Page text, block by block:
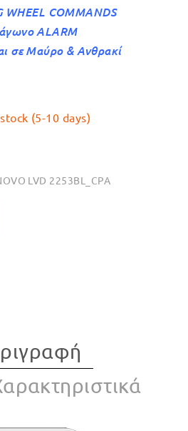
WHEEL COMMANDS
ALARM
σε Μαύρο & Ανθρακί
(5-10 days)
LVD 2253BL_CPA